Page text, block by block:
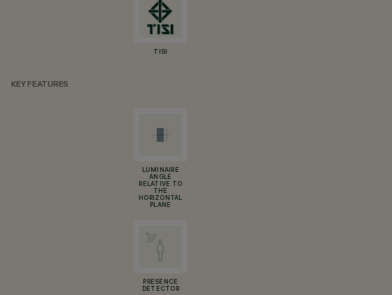
TISI
KEY FEATURES
LUMINAIRE
ANGLE
RELATIVE TO
THE
HORIZONTAL
PLANE
PRESENCE
DETECTOR